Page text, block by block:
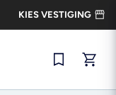
KIES VESTIGING
Snel